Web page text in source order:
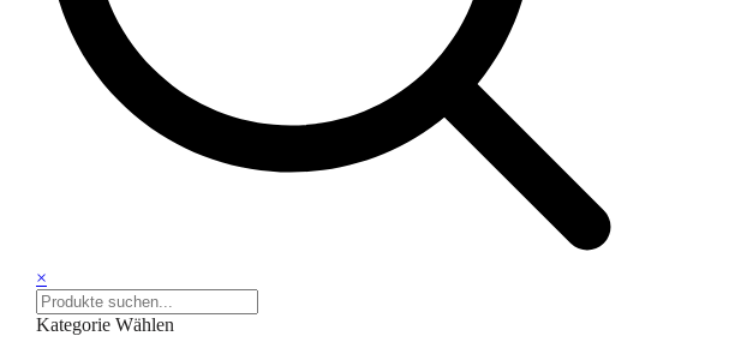
×
Kategorie Wählen